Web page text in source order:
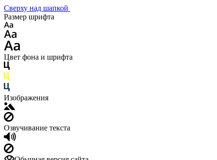
Сверху над шапкой
Размер шрифта
Цвет фона и шрифта
Изображения
Озвучивание текста